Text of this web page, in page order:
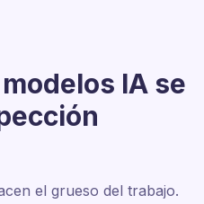
IA se
el grueso del trabajo.